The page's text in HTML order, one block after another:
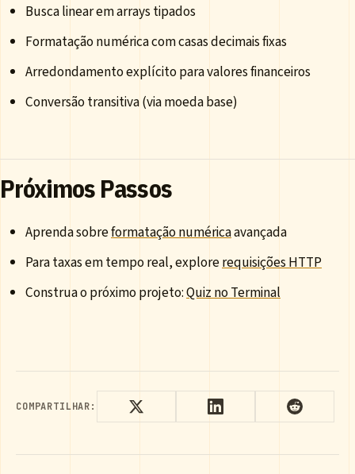
Busca linear em arrays tipados
Formatação numérica com casas decimais fixas
Arredondamento explícito para valores financeiros
Conversão transitiva (via moeda base)
Próximos Passos
Aprenda sobreformatação numéricaavançada
Para taxas em tempo real, explorerequisições HTTP
Construa o próximo projeto:Quiz no Terminal
COMPARTILHAR: